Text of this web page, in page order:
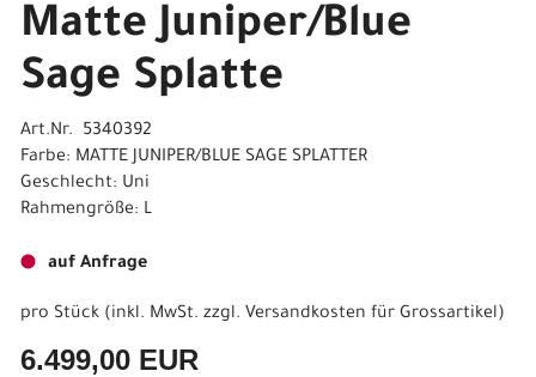
Matte Juniper/Blue
Sage Splatte
Art.Nr. 5340392
Farbe: MATTE JUNIPER/BLUE SAGE SPLATTER
Geschlecht: Uni
Rahmengröße: L
auf Anfrage
pro Stück (inkl. MwSt. zzgl. Versandkosten für Grossartikel)
6.499,00 EUR